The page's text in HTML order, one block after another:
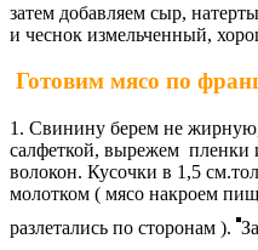
затем добавляем сыр,
и чеснок измельченный,
Готовим мясо по
1. Свинину берем не
салфеткой, вырежем пленки
волокон. Кусочки в 1,5
молотком ( мясо накроем
разлетались по сторонам ).